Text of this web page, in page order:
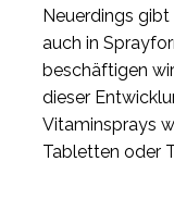
Neuerdings
auch in
beschäftigen
dieser
Vitaminsprays
Tabletten oder